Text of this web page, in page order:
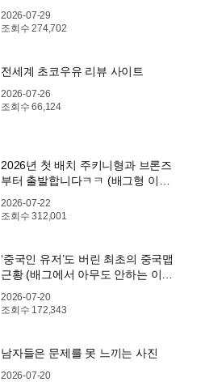
2026-07-29
조회수274,702
전세계 초코우유 리뷰 사이트
2026-07-26
조회수66,124
2026년 첫 배치 주키니형과 브론즈
부터 출발합니다ㅋㅋ (배그형 이거
2026-07-22
조회수312,001
‘중국인 유저’도 버린 최초의 중국맵
근황 (배그에서 아무도 안하는 이
2026-07-20
조회수 172,343
남자들은 문제를 못 느끼는 사진
2026-07-20